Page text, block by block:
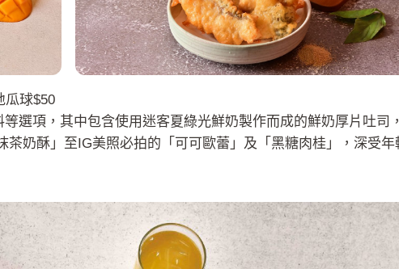
瓜球$50
選項，其中包含使用迷客夏綠光鮮奶製作而成的鮮奶厚片吐司
奶酥」至IG美照必拍的「可可歐蕾」及「黑糖肉桂」，深受年